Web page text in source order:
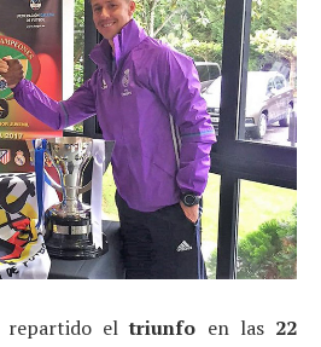
repartido eltriunfo en las 22